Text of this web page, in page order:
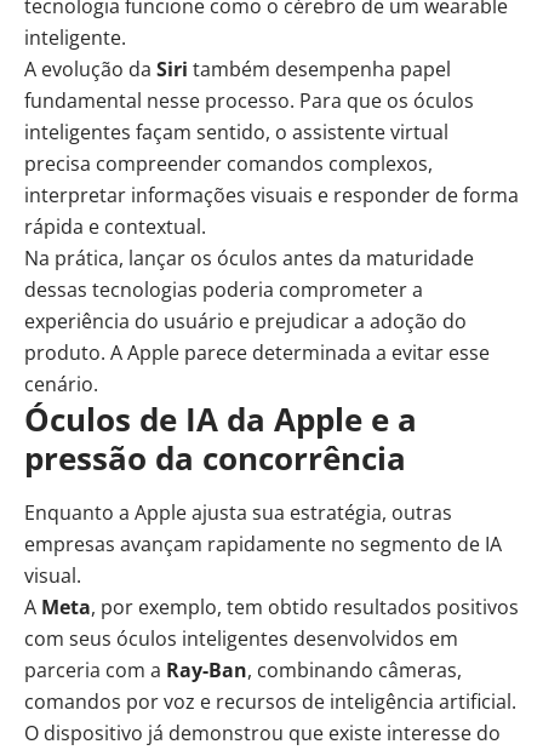
tecnologia funcione como o cérebro de um wearable
inteligente.
A evolução da Siri também desempenha papel
fundamental nesse processo. Para que os óculos
inteligentes façam sentido, o assistente virtual
precisa compreender comandos complexos,
interpretar informações visuais e responder de forma
rápida e contextual.
Na prática, lançar os óculos antes da maturidade
dessas tecnologias poderia comprometer a
experiência do usuário e prejudicar a adoção do
produto. A Apple parece determinada a evitar esse
cenário.
Óculos de IA da Apple e a
pressão da concorrência
Enquanto a Apple ajusta sua estratégia, outras
empresas avançam rapidamente no segmento de IA
visual.
A Meta, por exemplo, tem obtido resultados positivos
com seus óculos inteligentes desenvolvidos em
parceria com a Ray-Ban, combinando câmeras,
comandos por voz e recursos de inteligência artificial.
O dispositivo já demonstrou que existe interesse do